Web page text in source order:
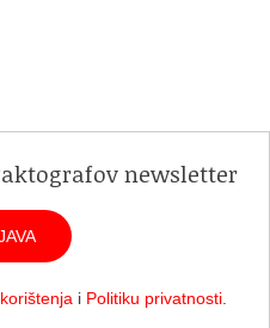
newsletter
i Politiku privatnosti.